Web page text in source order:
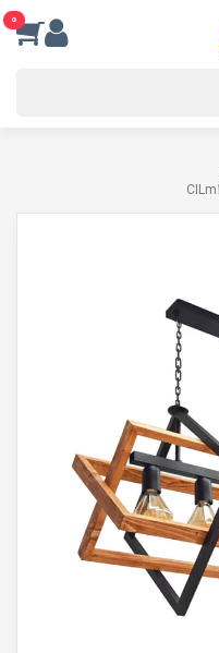
0